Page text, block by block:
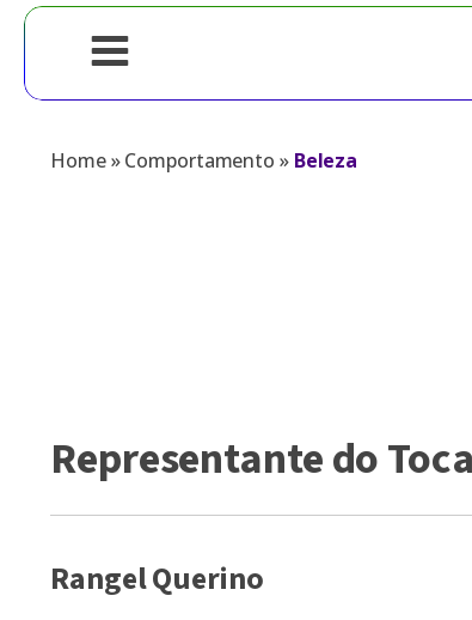
Home»Comportamento » Beleza
Representante do
Rangel Querino